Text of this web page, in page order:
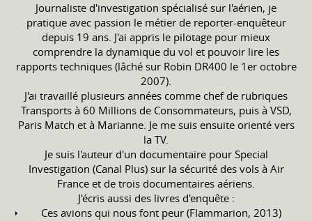
Journaliste d'investigation spécialisé sur l'aérien, je
pratique avec passion le métier de reporter-enquêteur
depuis 19 ans. J'ai appris le pilotage pour mieux
comprendre la dynamique du vol et pouvoir lire les
rapports techniques (lâché sur Robin DR400 le 1er octobre
2007).
J'ai travaillé plusieurs années comme chef de rubriques
Transports à 60 Millions de Consommateurs, puis à VSD,
Paris Match et à Marianne. Je me suis ensuite orienté vers
la TV.
Je suis l'auteur d'un documentaire pour Special
Investigation (Canal Plus) sur la sécurité des vols à Air
France et de trois documentaires aériens.
J'écris aussi des livres d'enquête :
Ces avions qui nous font peur (Flammarion, 2013)